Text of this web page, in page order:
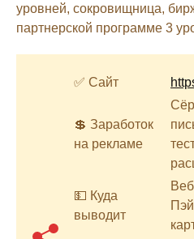
уровней, сокровищница,
партнерской программе 3
✅ Сайт
💲 Заработок
на рекламе
💵 Куда
выводит